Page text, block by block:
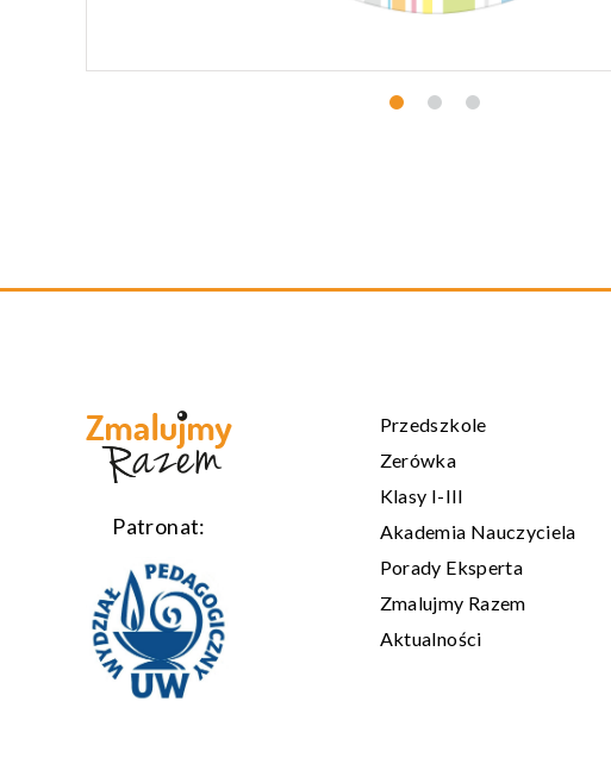
Patronat:
Przedszkole
Zerówka
Klasy I-III
Akademia Nauczyciela
Porady Eksperta
Zmalujmy Razem
Aktualności